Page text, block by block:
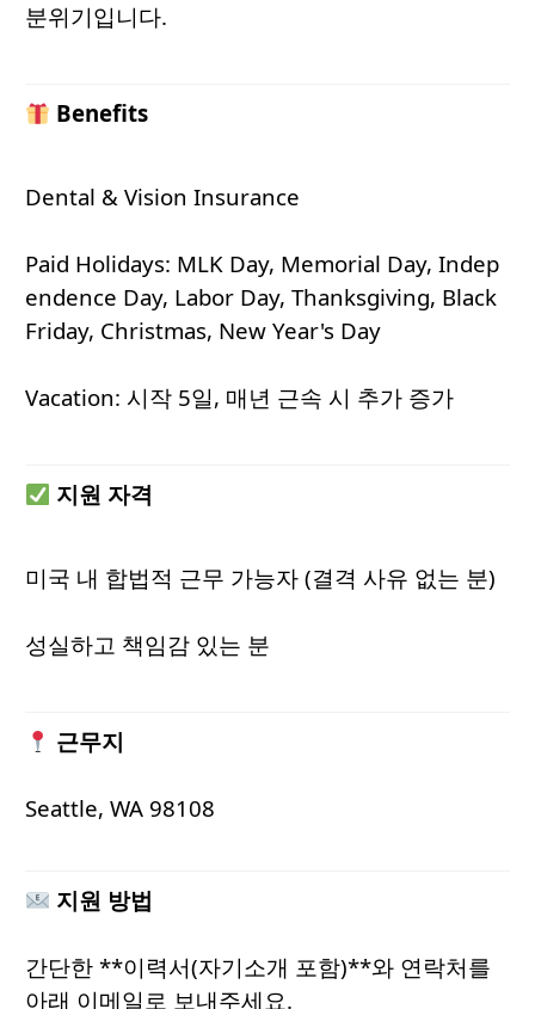
분위기입니다.
Benefits
Dental & Vision Insurance
Paid Holidays: MLK Day, Memorial Day, Indep
endence Day, Labor Day, Thanksgiving, Black
Friday, Christmas, New Year's Day
Vacation: 시작 5일, 매년 근속 시 추가 증가
지원 자격
미국 내 합법적 근무 가능자 (결격 사유 없는 분)
성실하고 책임감 있는 분
근무지
Seattle, WA 98108
지원 방법
간단한 **이력서(자기소개 포함)**와 연락처를
아래 이메일로 보내주세요.